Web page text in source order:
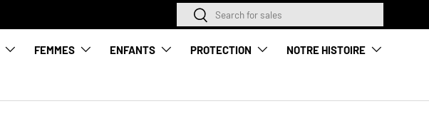
Rechercher
Rechercher
FEMMES ENFANTS PROTECTION
NOTRE HISTOIRE